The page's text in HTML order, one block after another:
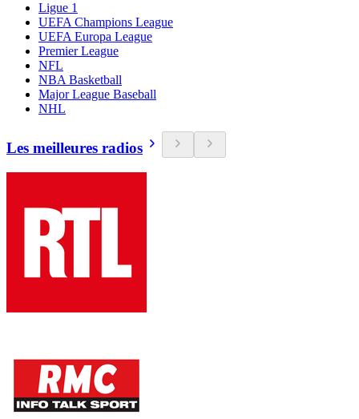
Ligue 1
UEFA Champions League
UEFA Europa League
Premier League
NFL
NBA Basketball
Major League Baseball
NHL
Les meilleures radios